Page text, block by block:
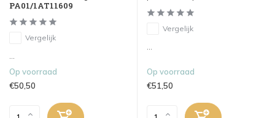
PA01/1AT11609
Vergelijk
...
Op voorraad
€50,50
Vergelijk
...
Op voorraad
€51,50